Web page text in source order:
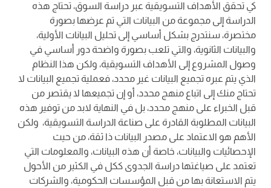
كي تحقق الأهداف التسويقية عبر دراسة السوق، تحتاج هذه
الدراسة إلى مجموعة من البيانات التي تم عرضها بصورة
مختصرة، سنتدرج بشكل أساسي إلى تحليل البيانات الأولية،
والبيانات الثانوية، والتي تلعب بصورة واضحة دور أساسي في
وصول المشروع إلى الأهداف التسويقية، ولكن هذا النظام
الذي يتم عبره تجميع البيانات غير محدد، فعملية تجميع البيانات لا
تحتاج منك إلى اتباع منهج محدد، أو إن تجميعها لا يقتصر من
قبل الخبراء على منهج محدد، بل في النهاية لابد من توفير هذه
البيانات المطلوبة القادرة على صناعة الدراسة التسويقية، ولكن
الأهم هو الاعتماد على مصدر البيانات ذا ثقة، من حيث
الإحصائيات والبيانات، خاصة أن هذه البيانات، والمعلومات التي
تعتمد على صياغتها دراسة الجدوى ككل في الكثير من الأحول
يتم الاستعانة بها من قبل المؤسسات الحكومية، والشركات